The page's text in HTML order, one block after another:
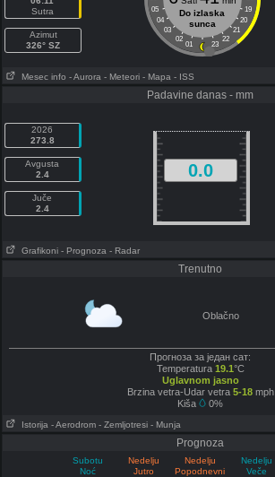
Sutra
Azimut
326° SZ
05
19
04
20
03
21
02
22
01 23
Do izlaska
sunca
Mesec info - Aurora - Meteori - Mapa - ISS
Padavine danas - mm
2026
273.8
Avgusta
2.4
Juče
2.4
0.0
Grafikoni - Prognoza - Radar
Trenutno
Oblačno
Прогноза за један сат:
Temperatura 19.1°C
Uglavnom jasno
Brzina vetra-Udar vetra 5-18mph
Kiša
0%
Istorija - Aerodrom - Zemljotresi - Munja
Prognoza
Subotu
Noć
Nedelju
Jutro
Nedelju
Popodnevni
Nedelju
Veče